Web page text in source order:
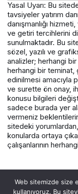
Yasal Uyarı: Bu
tavsiyeler yatırım
danışmanlığı
ve getiri tercihlerini
sunulmaktadır. Bu
sözel, yazılı ve
analizler; herhangi
herhangi bir teminat,
edinilmesi amacıyla
ve surette ön onay,
konusu bilgileri
sadece burada yer
vermeniz
sitedeki
konularda ortaya
çalışanlarının
Web sitemizde size
kullanıyoruz. Bu